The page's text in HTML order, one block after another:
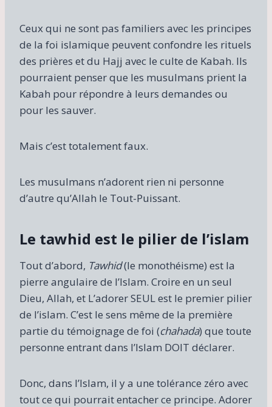
Ceux qui ne sont pas familiers avec les principes
de la foi islamique peuvent confondre les rituels
des prières et du Hajj avec le culte de Kabah. Ils
pourraient penser que les musulmans prient la
Kabah pour répondre à leurs demandes ou
pour les sauver.
Mais c’est totalement faux.
Les musulmans n’adorent rien ni personne
d’autre qu’Allah le Tout-Puissant.
Le tawhid est le pilier de l’islam
Tout d’abord, Tawhid(le monothéisme) est la
pierre angulaire de l’Islam. Croire en un seul
Dieu, Allah, et L’adorer SEUL est le premier pilier
de l’islam. C’est le sens même de la première
partie du témoignage de foi (chahada) que toute
personne entrant dans l’Islam DOIT déclarer.
Donc, dans l’Islam, il y a une tolérance zéro avec
tout ce qui pourrait entacher ce principe. Adorer